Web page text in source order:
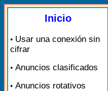
Inicio
• Usar una conexión sin
cifrar
• Anuncios clasificados
• Anuncios rotativos